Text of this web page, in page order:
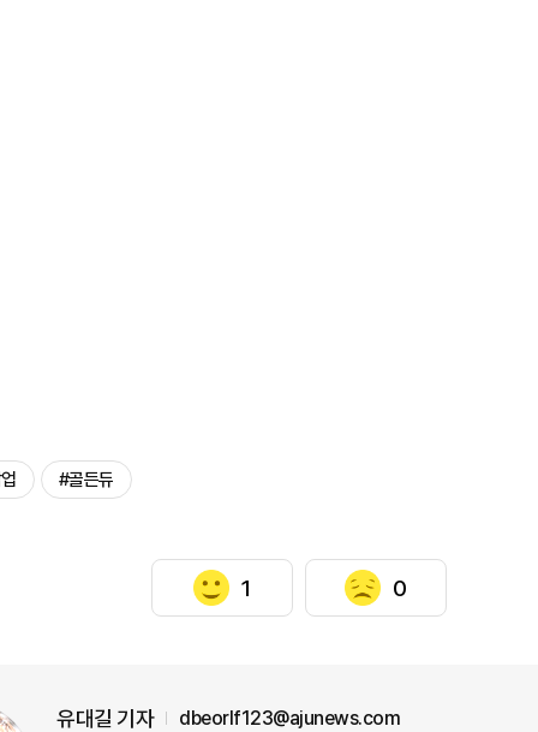
#골든듀
1 0
유대길 기자 dbeorlf123@ajunews.com